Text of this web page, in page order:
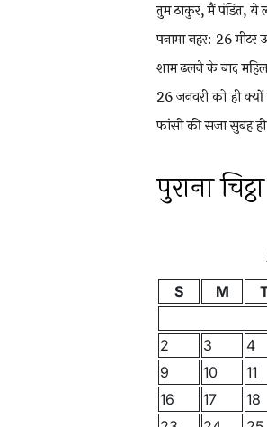
तुम ठाकुर, मैं पंडित, ये
पनामा नहर: 26 मीटर
शाम ढलने के बाद
26 जनवरी को ही क्यों
फांसी की सजा सुबह ही
पुराना
S
M
2
3 4
9
10 11
16
17 18